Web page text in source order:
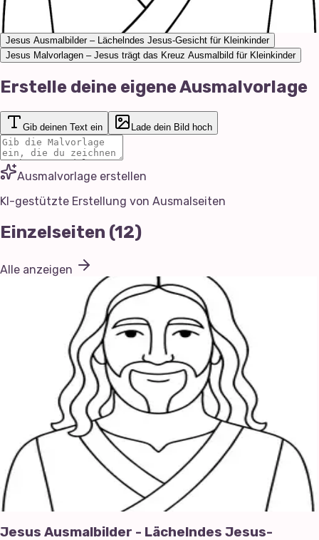
Jesus Ausmalbilder – Lächelndes Jesus-Gesicht für Kleinkinder
Jesus Malvorlagen – Jesus trägt das Kreuz Ausmalbild für Kleinkinder
Erstelle deine eigene Ausmalvorlage
Gib deinen Text ein Lade dein Bild hoch
Ausmalvorlage erstellen
KI-gestützte Erstellung von Ausmalseiten
Einzelseiten (12)
Alle anzeigen
Jesus Ausmalbilder - Lächelndes Jesus-